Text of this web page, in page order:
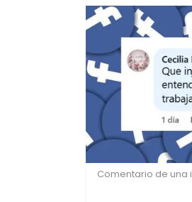
Comentario de una